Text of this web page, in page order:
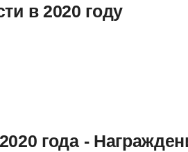
в 2020 году
года -